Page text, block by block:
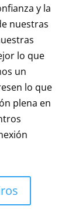
y la
nuestras
lo que
un
lo que
plena en